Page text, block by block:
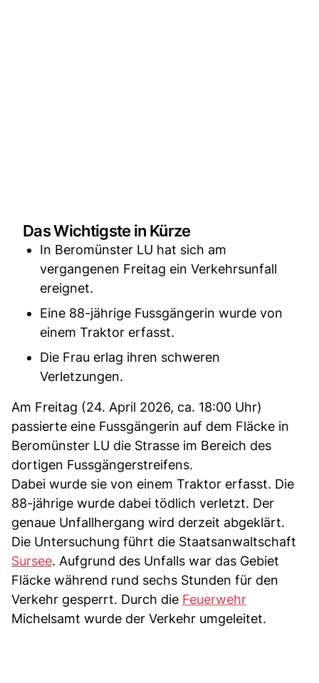
Das Wichtigste in Kürze
In Beromünster LU hat sich am
vergangenen Freitag ein Verkehrsunfall
ereignet.
Eine 88-jährige Fussgängerin wurde von
einem Traktor erfasst.
Die Frau erlag ihren schweren
Verletzungen.
Am Freitag (24. April 2026, ca. 18:00 Uhr)
passierte eine Fussgängerin auf dem Fläcke in
Beromünster LU die Strasse im Bereich des
dortigen Fussgängerstreifens.
Dabei wurde sie von einem Traktor erfasst. Die
88-jährige wurde dabei tödlich verletzt. Der
genaue Unfallhergang wird derzeit abgeklärt.
Die Untersuchung führt die Staatsanwaltschaft
Sursee. Aufgrund des Unfalls war das Gebiet
Fläcke während rund sechs Stunden für den
Verkehr gesperrt. Durch die Feuerwehr
Michelsamt wurde der Verkehr umgeleitet.